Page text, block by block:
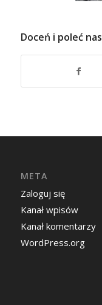
Doceń i poleć nas
META
Zaloguj się
Kanał wpisów
Kanał komentarzy
WordPress.org